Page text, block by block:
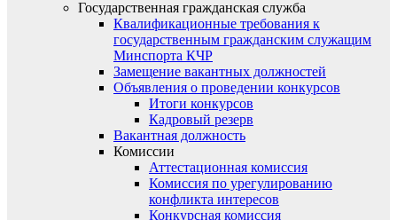
Государственная гражданская служба
Квалификационные требования к
государственным гражданским служащим
Минспорта КЧР
Замещение вакантных должностей
Объявления о проведении конкурсов
Итоги конкурсов
Кадровый резерв
Вакантная должность
Комиссии
Аттестационная комиссия
Комиссия по урегулированию
конфликта интересов
Конкурсная комиссия